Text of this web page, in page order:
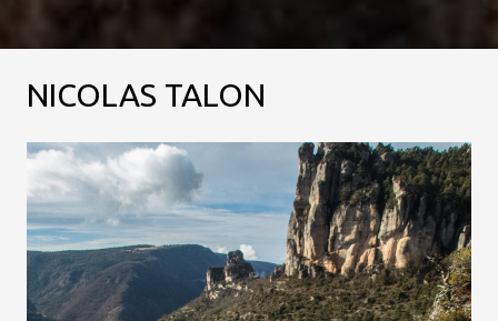
NICOLAS TALON